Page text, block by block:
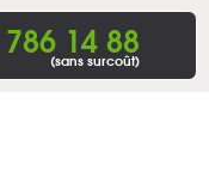
14 88
(sans surcoût)